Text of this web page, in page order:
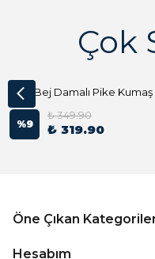
Çok
Açık Bej Damalı Pike Kumaş
%9
₺ 349.90
₺ 319.90
Öne Çıkan
Hesabım